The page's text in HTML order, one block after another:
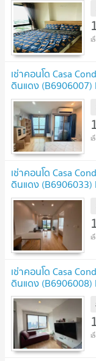
เช่าคอนโด Casa
ดินแดง (B6906007)
เช่าคอนโด Casa
ดินแดง (B6906033)
เช่าคอนโด Casa
ดินแดง (B6906008)